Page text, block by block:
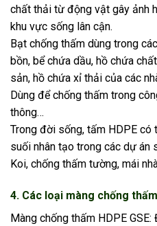
chất thải từ động vật gây ảnh
khu vực sống lân cận.
Bạt chống thấm dùng trong
bồn, bể chứa dầu, hồ chứa
sản, hồ chứa xỉ thải của các
Dùng để chống thấm trong
thông…
Trong đời sống, tấm HDPE
suối nhân tạo trong các dự án
Koi, chống thấm tường, mái
4. Các loại màng chống
Màng chống thấm HDPE